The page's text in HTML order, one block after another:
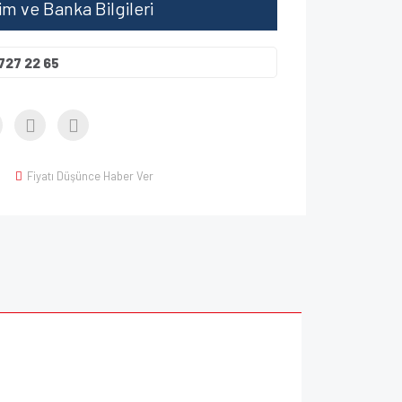
ve Banka Bilgileri
22 65
Fiyatı Düşünce Haber Ver